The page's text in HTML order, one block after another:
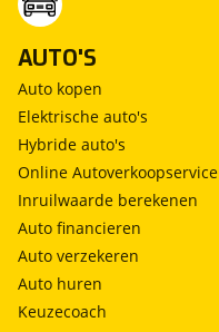
AUTO'S
Auto kopen
Elektrische auto's
Hybride auto's
Online Autoverkoopservice
Inruilwaarde berekenen
Auto financieren
Auto verzekeren
Auto huren
Keuzecoach